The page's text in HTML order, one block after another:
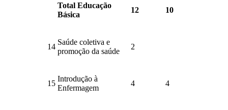
Total Educação
Básica
12 10
14
Saúde coletiva e
promoção da saúde
2
15
Introdução à
Enfermagem
4 4